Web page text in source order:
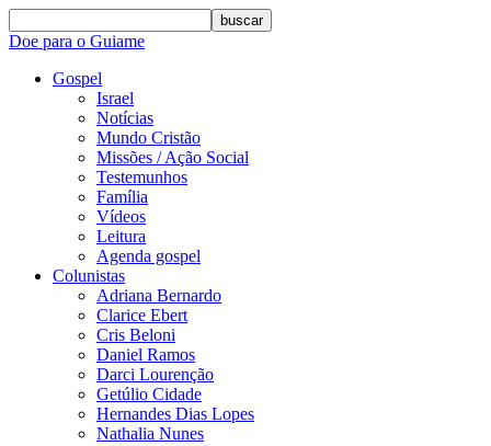
buscar
Doe para o Guiame
Gospel
Israel
Notícias
Mundo Cristão
Missões / Ação Social
Testemunhos
Família
Vídeos
Leitura
Agenda gospel
Colunistas
Adriana Bernardo
Clarice Ebert
Cris Beloni
Daniel Ramos
Darci Lourenção
Getúlio Cidade
Hernandes Dias Lopes
Nathalia Nunes